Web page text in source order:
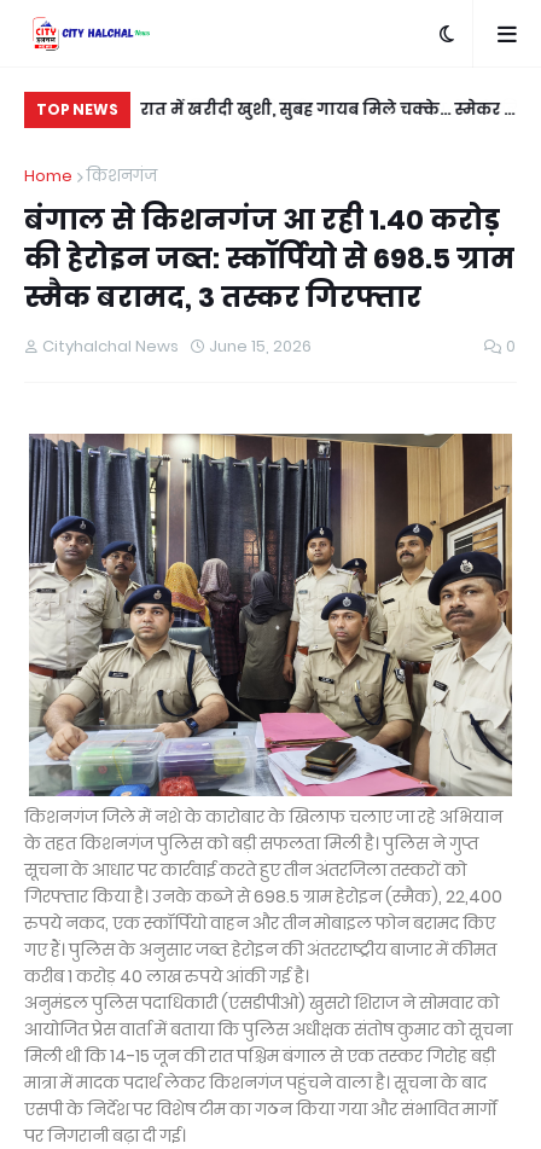
TOP NEWS
बदला लेने के लिए
रात में खरीदी खुशी, सुबह गायब मिले चक्के... स्मेकर ने
Home
किशनगंज
बंगाल से किशनगंज आ रही 1.40 करोड़
की हेरोइन जब्त: स्कॉर्पियो से 698.5 ग्राम
स्मैक बरामद, 3 तस्कर गिरफ्तार
Cityhalchal News June 15, 2026 0
किशनगंज जिले में नशे के कारोबार के खिलाफ चलाए जा रहे अभियान
के तहत किशनगंज पुलिस को बड़ी सफलता मिली है। पुलिस ने गुप्त
सूचना के आधार पर कार्रवाई करते हुए तीन अंतरजिला तस्करों को
गिरफ्तार किया है। उनके कब्जे से 698.5 ग्राम हेरोइन (स्मैक), 22,400
रुपये नकद, एक स्कॉर्पियो वाहन और तीन मोबाइल फोन बरामद किए
गए हैं। पुलिस के अनुसार जब्त हेरोइन की अंतरराष्ट्रीय बाजार में कीमत
करीब 1 करोड़ 40 लाख रुपये आंकी गई है।
अनुमंडल पुलिस पदाधिकारी (एसडीपीओ) खुसरो शिराज ने सोमवार को
आयोजित प्रेस वार्ता में बताया कि पुलिस अधीक्षक संतोष कुमार को सूचना
मिली थी कि 14-15 जून की रात पश्चिम बंगाल से एक तस्कर गिरोह बड़ी
मात्रा में मादक पदार्थ लेकर किशनगंज पहुंचने वाला है। सूचना के बाद
एसपी के निर्देश पर विशेष टीम का गठन किया गया और संभावित मार्गों
पर निगरानी बढ़ा दी गई।